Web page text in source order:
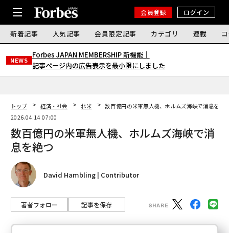
会員登録 ログイン
新着記事 人気記事 会員限定記事 カテゴリ 連載
NEWS
Forbes JAPAN MEMBERSHIP 新機能｜
記事ページ内の広告表示を最小限にしました
トップ 経済・社会 北米
数百億円の米軍無人機、ホルムズ海峡で消息を絶
2026.04.14 07:00
数百億円の米軍無人機、ホルムズ海峡で消
息を絶つ
David Hambling | Contributor
著者フォロー 記事を保存